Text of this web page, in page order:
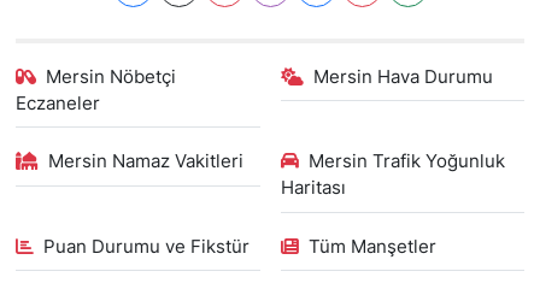
Mersin Nöbetçi
Eczaneler
Mersin Hava Durumu
Mersin Namaz Vakitleri
Mersin Trafik Yoğunluk
Haritası
Puan Durumu ve Fikstür Tüm Manşetler